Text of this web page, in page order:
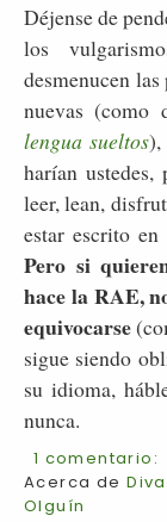
Déjense de
los
desmenucen
nuevas (como
lengua sueltos),
harían ustedes,
leer, lean,
estar escrito
Pero si
hace la RAE,
equivocarse
sigue siendo
su idioma,
nunca.
1 comentario:
Acerca de
Olguín